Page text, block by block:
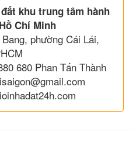
khu trung tâm hành
Chí Minh
phường Cái Lái,
680 Phan Tấn Thành